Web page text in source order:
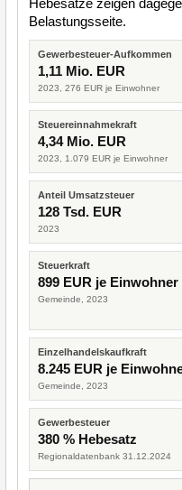
Hebesätze zeigen
Belastungsseite.
Gewerbesteuer-Aufkommen
1,11 Mio. EUR
2023, 276 EUR je Einwohner
Steuereinnahmekraft
4,34 Mio. EUR
2023, 1.079 EUR je Einwohner
Anteil Umsatzsteuer
128 Tsd. EUR
2023
Steuerkraft
899 EUR je Einwohner
Gemeinde, 2023
Einzelhandelskaufkraft
8.245 EUR je
Gemeinde, 2023
Gewerbesteuer
380 % Hebesatz
Regionaldatenbank 31.12.2024